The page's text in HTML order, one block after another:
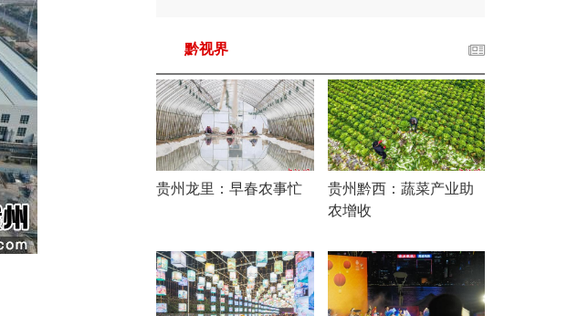
黔视界
贵州龙里：早春农事忙
贵州黔西：蔬菜产业助
农增收